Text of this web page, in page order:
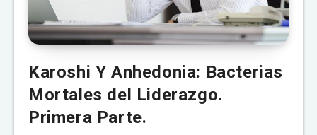
Karoshi Y Anhedonia: Bacterias
Mortales del Liderazgo.
Primera Parte.